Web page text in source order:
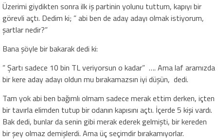
Üzerimi giydikten sonra ilk iş partinin yolunu tuttum, kapıyı bir
görevli açtı. Dedim ki; ” abi ben de aday adayı olmak istiyorum,
şartlar nedir?”
Bana şöyle bir bakarak dedi ki:
” Şartı sadece 10 bin TL veriyorsun o kadar” …. Ama laf aramızda
bir kere aday adayı oldun mu bırakamazsın iyi düşün, dedi.
Tam yok abi ben bağımlı olmam sadece merak ettim derken, içten
bir tavırla elimden tutup bir odanın kapısını açtı. İçerde 5 kişi vardı.
Bak dedi, bunlar da senin gibi merak ederek gelmişti, bir kereden
bir şey olmaz demişlerdi. Ama üç seçimdir bırakamıyorlar.